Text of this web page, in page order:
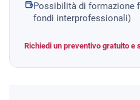
Possibilità di formazione
fondi interprofessionali)
Richiedi un preventivo gratuito e